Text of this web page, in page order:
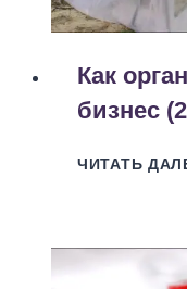
Как
бизнес
ЧИТАТЬ